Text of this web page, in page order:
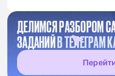
ДЕЛИМСЯ РАЗБОРОМ
ЗАДАНИЙВ ТЕЛЕГРАМ